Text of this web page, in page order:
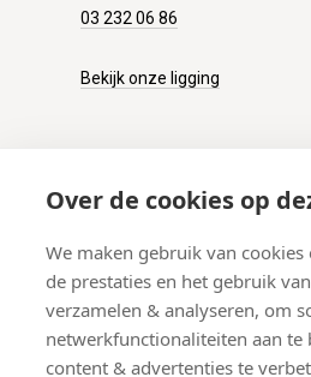
Over de cookies op
We maken gebruik van
de prestaties en het gebruik
verzamelen & analyseren, om
netwerkfunctionaliteiten aan te
content & advertenties te
03 232 06 86
Bekijk onze ligging
Verzenden
Retourneren
Betalen
Veelgestelde vragen